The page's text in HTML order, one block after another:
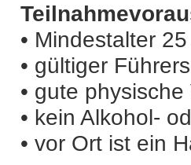
• Mindestalter
• gültiger
• gute
• kein Alkohol-
• vor Ort ist ein